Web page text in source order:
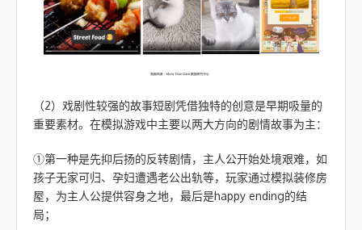
（2）戏剧性较强的故事短剧凭借独特的创意是早期吸量的
重要素材。在模拟游戏中主要以两大方向的剧情故事为主：
①第一种是先抑后扬的反转剧情，主人公开始处境艰难，如
孩子无家可归、孕妇遭遇老公出轨等，玩家通过模拟装修房
屋，为主人公提供容身之地，最后是happy ending的结
局；